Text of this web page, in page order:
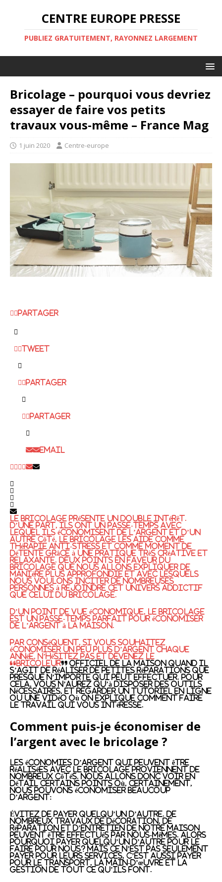
CENTRE EUROPE PRESSE
PUBLIEZ GRATUITEMENT, RAYONNEZ LARGEMENT
Bricolage – pourquoi vous devriez
essayer de faire vos petits
travaux vous-même – France Mag
1 juin 2020 Centre-europe
Partager
Tweet
Partager
Partager
Email
Le bricolage présente un double intérêt.
D’une part, ils ont un passe-temps avec
lequel ils économisent de l’argent et d’un
autre côté, le bricolage les aide comme
thérapie anti-stress et comme moment de
détente grâce à une pratique très créative et
relaxante. Deux points en faveur du
bricolage que nous allons expliquer de
manière plus approfondie et avec lesquels
nous voulons inciter de nombreuses
personnes à rejoindre cet univers addictif
que celui du bricolage.
D’un point de vue économique, le bricolage
est un passe-temps parfait pour économiser
de l’argent à la maison.
Par conséquent, si vous souhaitez
économiser un peu plus d’argent chaque
année, n’hésitez pas et devenez le
“bricoleur” officiel de la maison quand il
s’agit de réaliser de petites réparations que
presque n’importe qui peut effectuer. Pour
cela, vous n’aurez qu’à disposer des outils
nécessaires, et regarder un tutoriel en ligne
ou une vidéo où on explique comment faire
le travail qui vous intéresse.
Comment puis-je économiser de
l’argent avec le bricolage ?
Les économies d’argent qui peuvent être
réalisées avec le bricolage proviennent de
nombreux côtés. Nous allons donc voir en
détail certains points où, certainement,
nous pouvons économiser beaucoup
d’argent:
Évitez de payer quelqu’un d’autre. De
nombreux travaux de décoration, de
réparation et d’entretien de notre maison
peuvent être effectués par nous-mêmes. Alors
pourquoi payer quelqu’un d’autre pour le
faire pour nous? Mais ce n’est pas seulement
payer pour leurs services, c’est aussi payer
pour le transport, la main-d’œuvre et la
gestion de tout ce qu’ils font.